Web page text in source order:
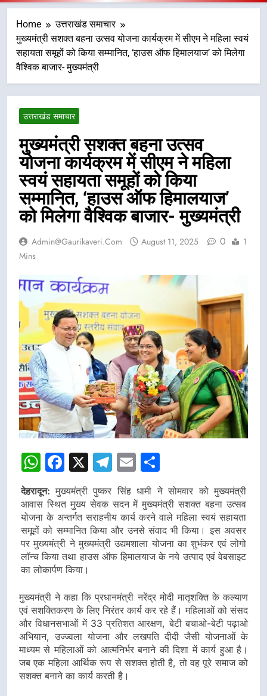
Home
उत्तराखंड समाचार
मुख्यमंत्री सशक्त बहना उत्सव योजना कार्यक्रम में सीएम ने महिला स्वयं
सहायता समूहों को किया सम्मानित, ‘हाउस ऑफ हिमालयाज’ को मिलेगा
वैश्विक बाजार- मुख्यमंत्री
उत्तराखंड समाचार
मुख्यमंत्री सशक्त बहना उत्सव
योजना कार्यक्रम में सीएम ने महिला
स्वयं सहायता समूहों को किया
सम्मानित, ‘हाउस ऑफ हिमालयाज’
को मिलेगा वैश्विक बाजार- मुख्यमंत्री
Admin@gaurikaveri.com August 11, 2025 0
1
Mins
WhatsApp
Facebook
X Telegram
Email
देहरादून:मुख्यमंत्री पुष्कर सिंह धामी ने सोमवार को मुख्यमंत्री
आवास स्थित मुख्य सेवक सदन में मुख्यमंत्री सशक्त बहना उत्सव
योजना के अन्तर्गत सराहनीय कार्य करने वाले महिला स्वयं सहायता
समूहों को सम्मानित किया और उनसे संवाद भी किया। इस अवसर
पर मुख्यमंत्री ने मुख्यमंत्री उद्यमशाला योजना का शुभंकर एवं लोगो
लॉन्च किया तथा हाउस ऑफ हिमालयाज के नये उत्पाद एवं वेबसाइट
का लोकार्पण किया।
मुख्यमंत्री ने कहा कि प्रधानमंत्री नरेंद्र मोदी मातृशक्ति के कल्याण
एवं सशक्तिकरण के लिए निरंतर कार्य कर रहे हैं। महिलाओं को संसद
और विधानसभाओं में 33 प्रतिशत आरक्षण, बेटी बचाओ-बेटी पढ़ाओ
अभियान, उज्ज्वला योजना और लखपति दीदी जैसी योजनाओं के
माध्यम से महिलाओं को आत्मनिर्भर बनाने की दिशा में कार्य हुआ है।
जब एक महिला आर्थिक रूप से सशक्त होती है, तो वह पूरे समाज को
सशक्त बनाने का कार्य करती है।